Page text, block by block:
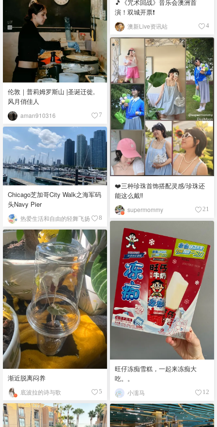
🎵《咒术回战》音乐会澳洲首
演！双城开票❗️
澳新Live资讯站 4
伦敦｜普莉姆罗斯山 |圣诞迁徙,
风月俏佳人
aman910316 7
❤️三种珍珠首饰搭配灵感/珍珠还
能这么戴‼️
supermommy 21
Chicago芝加哥City Walk之海军码
头Navy Pier
热爱生活和自由的轻舞飞扬 8
旺仔冻痴雪糕，一起来冻痴大
吃。。
小濡马 12
渐近脱离闷养
底波拉的诗与歌 5